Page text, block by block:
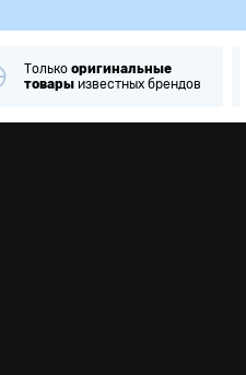
Только оригинальные
товары известных брендов